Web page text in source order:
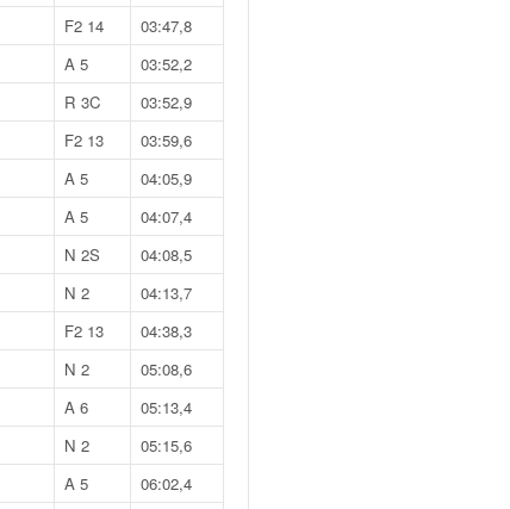
F2 14
03:47,8
A 5
03:52,2
R 3C
03:52,9
F2 13
03:59,6
A 5
04:05,9
A 5
04:07,4
N 2S
04:08,5
N 2
04:13,7
F2 13
04:38,3
N 2
05:08,6
A 6
05:13,4
N 2
05:15,6
A 5
06:02,4